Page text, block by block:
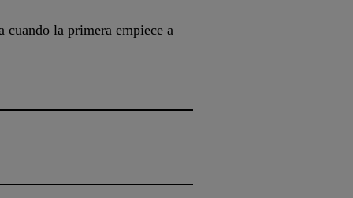
cuando la primera empiece a